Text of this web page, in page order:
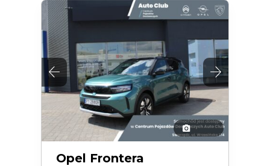
Opel Frontera